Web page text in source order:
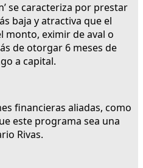
se caracteriza por prestar
baja y atractiva que el
monto, eximir de aval o
de otorgar 6 meses de
a capital.
financieras aliadas, como
este programa sea una
Rivas.